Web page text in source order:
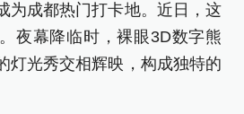
为成都热门打卡地。近日，这
夜幕降临时，裸眼3D数字熊
灯光秀交相辉映，构成独特的